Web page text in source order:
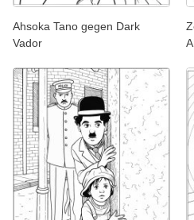
Ahsoka Tano gegen Dark
Vador